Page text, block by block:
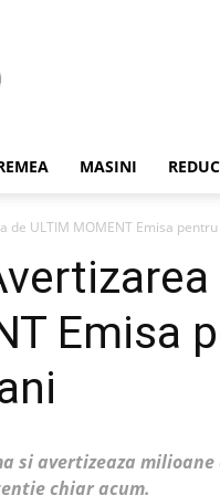
MASINI
de ULTIM MOMENT Emisa
Emisa
si avertizeaza
chiar acum.